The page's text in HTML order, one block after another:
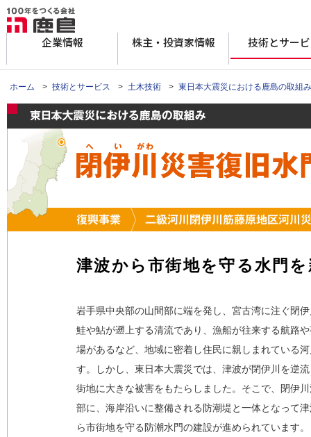
企業情報 株主・投資家情報 技術とサー
ホーム > 技術とサービス > 土木技術 > 東日本大震災における鹿島の取組み
津波から市街地を守る水門
岩手県中央部の山間部に端を発し、宮古湾に注ぐ閉
鮭や鮎が遡上する清流であり、漁船が往来する航路
場があるなど、地域に密着し住民に親しまれている
す。しかし、東日本大震災では、津波が閉伊川を逆
街地に大きな被害をもたらしました。そこで、閉伊
部に、海岸沿いに整備される防潮堤と一体となって
ら市街地を守る防潮水門の建設が進められています。